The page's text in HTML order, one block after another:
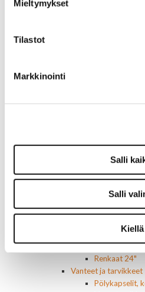
Mieltymykset
Tilastot
Markkinointi
Salli
Salli
Kiellä
Venttiilinhatut
Renkaat 14"
Renkaat 15"
Renkaat 16,5"
Renkaat 17"
Renkaat 20"
Renkaat 22"
Renkaat 24"
Vanteet ja tarvikkeet
Pölykapselit,